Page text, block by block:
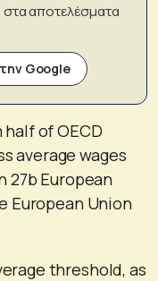
αποτελέσματα
Google
of OECD
average wages
27b European
European Union
threshold, as